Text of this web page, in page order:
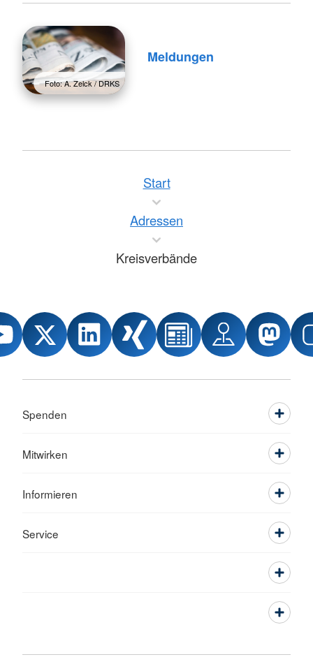
Foto: A. Zelck / DRKS
Meldungen
Start
Adressen
Kreisverbände
Spenden
Mitwirken
Informieren
Service